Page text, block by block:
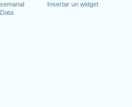
semanal
Data
Insertar un widget